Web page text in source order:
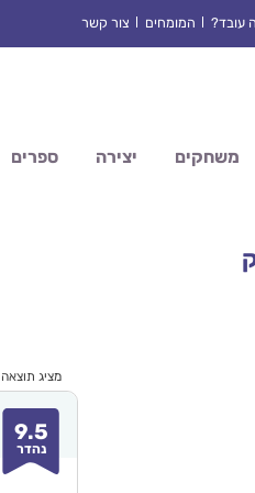
עובד? המומחים צור קשר
משחקים יצירה ספרים
מציג
9.5
נהדר